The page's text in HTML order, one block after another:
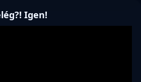
Igen!